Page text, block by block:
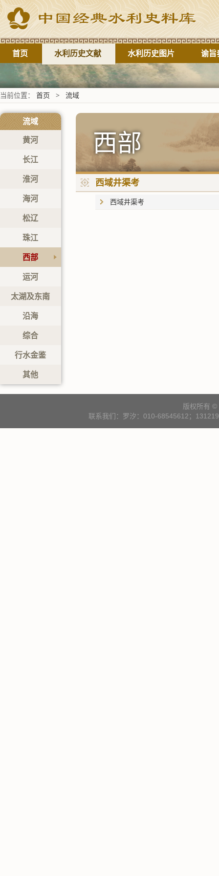
首页 水利历史文献 水利历史图片 谕旨
当前位置： 首页 > 流域
流域
黄河
长江
淮河
海河
松辽
珠江
西部
运河
太湖及东南
沿海
综合
行水金鉴
其他
西部
西域井渠考
西域井渠考
版权所有
联系我们：罗汐：010-68545612；